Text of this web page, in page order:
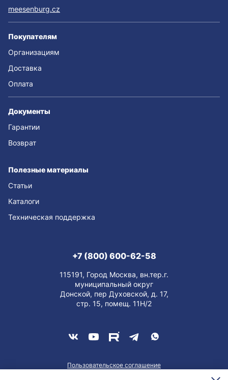
meesenburg.cz
Покупателям
Организациям
Доставка
Оплата
Документы
Гарантии
Возврат
Полезные материалы
Статьи
Каталоги
Техническая поддержка
+7 (800) 600-62-58
115191, Город Москва, вн.тер.г.
муниципальный округ
Донской, пер Духовской, д. 17,
стр. 15, помещ. 11Н/2
Пользовательское соглашение